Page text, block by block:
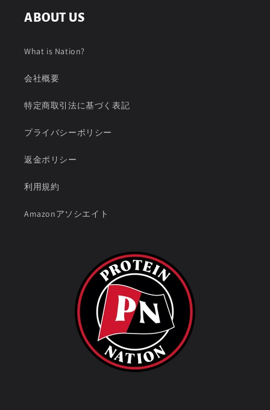
ABOUT US
What is Nation?
会社概要
特定商取引法に基づく表記
プライバシーポリシー
返金ポリシー
利用規約
Amazonアソシエイト